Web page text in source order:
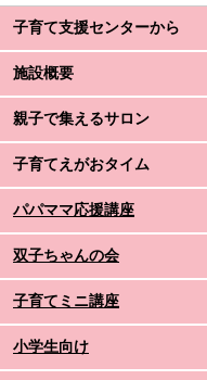
子育て支援センターから
施設概要
親子で集えるサロン
子育てえがおタイム
パパママ応援講座
双子ちゃんの会
子育てミニ講座
小学生向け